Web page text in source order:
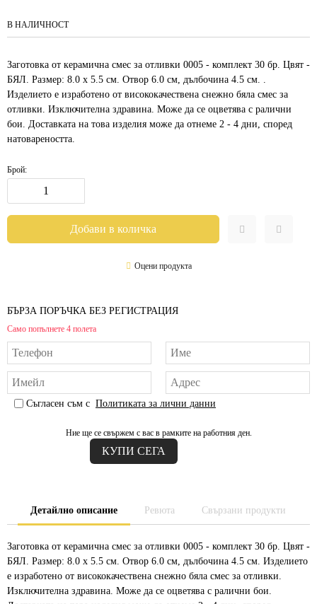
В НАЛИЧНОСТ
Заготовка от керамична смес за отливки 0005 - комплект 30 бр. Цвят -
БЯЛ. Размер: 8.0 х 5.5 см. Отвор 6.0 см, дълбочина 4.5 см. .
Изделието е изработено от висококачествена снежно бяла смес за
отливки. Изключителна здравина. Може да се оцветява с ралични
бои. Доставката на това изделия може да отнеме 2 - 4 дни, според
натовареността.
Брой:
Оцени продукта
БЪРЗА ПОРЪЧКА БЕЗ РЕГИСТРАЦИЯ
Само попълнете 4 полета
Съгласен съм с Политиката за лични данни
Ние ще се свържем с вас в рамките на работния ден.
Детайлно описание Ревюта Свързани продукти
Заготовка от керамична смес за отливки 0005 - комплект 30 бр. Цвят -
БЯЛ. Размер: 8.0 х 5.5 см. Отвор 6.0 см, дълбочина 4.5 см. Изделието
е изработено от висококачествена снежно бяла смес за отливки.
Изключителна здравина. Може да се оцветява с ралични бои.